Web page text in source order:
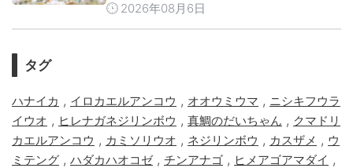
2026年08月6日
タグ
ハナイカ , イロカエルアンコウ , オオウミウマ , ニシキフウラ
イウオ , ヒレナガネジリンボウ , 真鯛のだいちゃん , クマドリ
カエルアンコウ , カミソリウオ , ネジリンボウ , カスザメ , ウ
ミテング , ハダカハオコゼ, チンアナゴ , ヒメアゴアマダイ ,